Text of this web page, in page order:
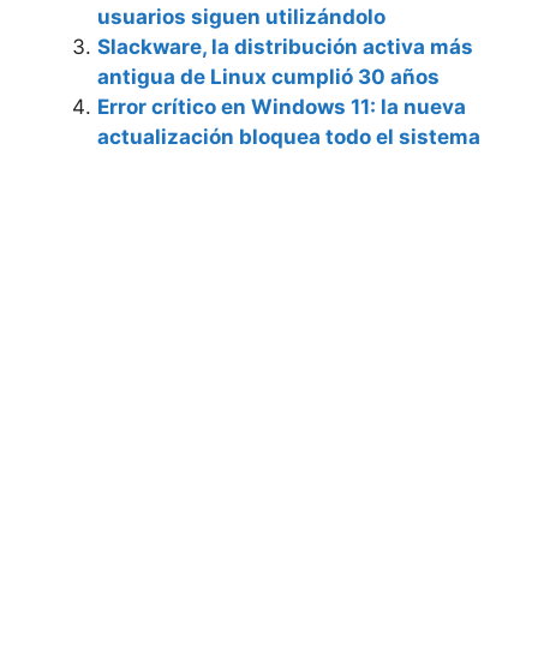
usuarios siguen utilizándolo
Slackware, la distribución activa más
antigua de Linux cumplió 30 años
Error crítico en Windows 11: la nueva
actualización bloquea todo el sistema